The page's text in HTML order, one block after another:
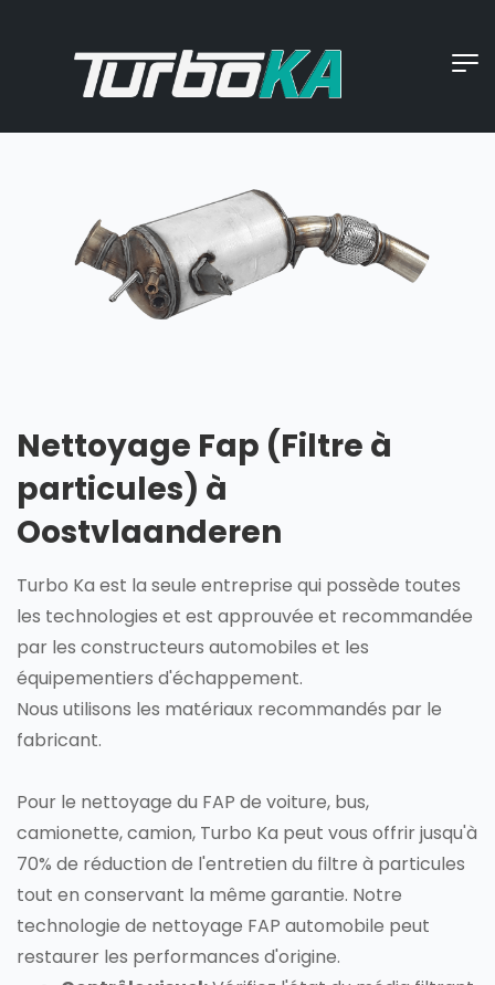
Nettoyage Fap (Filtre à
particules) à
Oostvlaanderen
Turbo Ka est la seule entreprise qui possède toutes
les technologies et est approuvée et recommandée
par les constructeurs automobiles et les
équipementiers d'échappement.
Nous utilisons les matériaux recommandés par le
fabricant.
Pour le nettoyage du FAP de voiture, bus,
camionette, camion, Turbo Ka peut vous offrir jusqu'à
70% de réduction de l'entretien du filtre à particules
tout en conservant la même garantie. Notre
technologie de nettoyage FAP automobile peut
restaurer les performances d'origine.